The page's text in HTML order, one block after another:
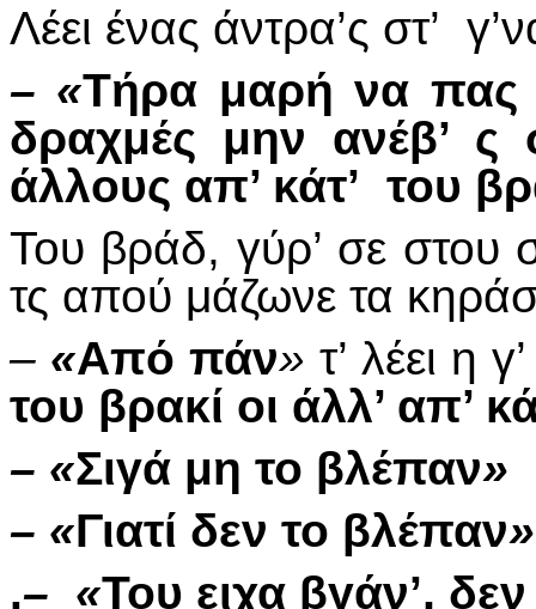
Λέει ένας άντρα’ς στ’
– «Τήρα μαρή να πας
δραχμές μην ανέβ’ ς
άλλους απ’ κάτ’ του
Του βράδ, γύρ’ σε στου
τς απού μάζωνε τα
– «Από πάν» τ’ λέει η
του βρακί οι άλλ’ απ’
– «Σιγά μη το βλέπαν»
– «Γιατί δεν το βλέπαν»
.– «Του ειχα βγάν’,